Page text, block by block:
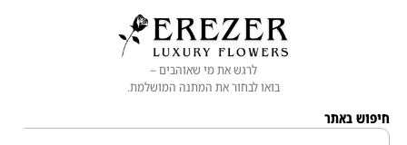
לרגש את מי שאוהבים –
בואו לבחור את המתנה המושלמת.
באתר